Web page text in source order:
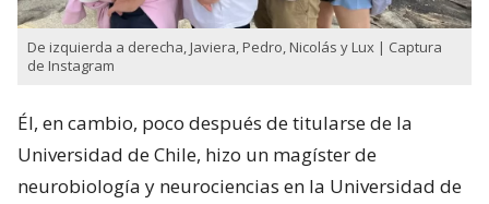
De izquierda a derecha, Javiera, Pedro, Nicolás y Lux | Captura
de Instagram
Él, en cambio, poco después de titularse de la
Universidad de Chile, hizo un magíster de
neurobiología y neurociencias en la Universidad de